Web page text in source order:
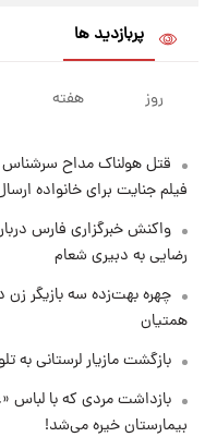
قیمت
سایپا امروز شنبه ۱۷
۱۹ ساعت پیش
۱۴۰۵
۲۰ ساعت پیش
بازیکن به
مقصد
۱ روز پیش
تصاویر
حاجی‌زاده و
پربازدید ها
روز هفته
قتل هولناک مداح
فیلم جنایت برای خانواده
واکنش خبرگزاری فارس
رضایی به دبیری شعام
چهره بهت‌زده سه بازیگر زن
همتیان
بازگشت مازیار لرستانی به
بازداشت مردی که با لباس
بیمارستان خیره می‌شد!